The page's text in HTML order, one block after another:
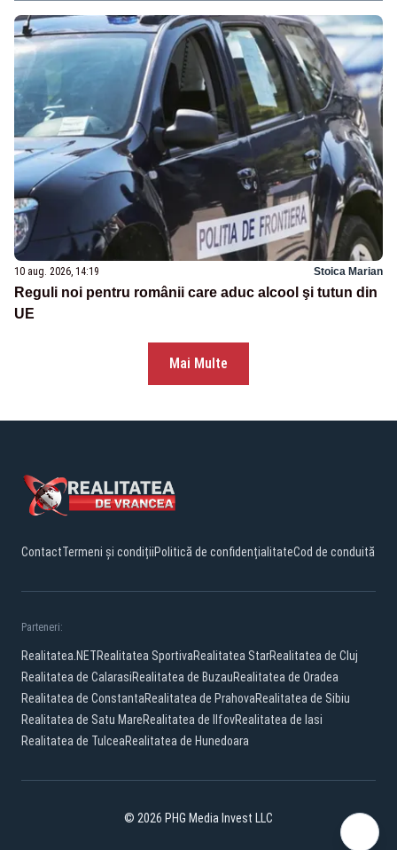
10 aug. 2026, 14:19 Stoica Marian
Reguli noi pentru românii care aduc alcool şi tutun din
UE
Mai Multe
ContactTermeni și condițiiPolitică de confidențialitateCod de conduită
Parteneri:
Realitatea.NETRealitatea SportivaRealitatea StarRealitatea de Cluj
Realitatea de CalarasiRealitatea de BuzauRealitatea de Oradea
Realitatea de ConstantaRealitatea de PrahovaRealitatea de Sibiu
Realitatea de Satu MareRealitatea de IlfovRealitatea de Iasi
Realitatea de TulceaRealitatea de Hunedoara
© 2026 PHG Media Invest LLC